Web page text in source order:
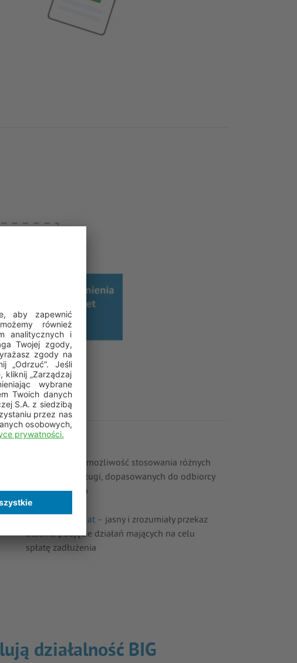
możliwość stosowania różnych
konfiguracji usługi, dopasowanych do odbiorcy
powiadomienia
prosty komunikat – jasny i zrozumiały przekaz
ułatwia podjęcie działań mających na celu
spłatę zadłużenia
działalność BIG